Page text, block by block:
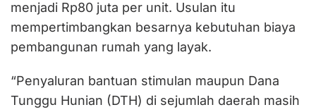
menjadi Rp80 juta per unit. Usulan itu
mempertimbangkan besarnya kebutuhan biaya
pembangunan rumah yang layak.
“Penyaluran bantuan stimulan maupun Dana
Tunggu Hunian (DTH) di sejumlah daerah masih